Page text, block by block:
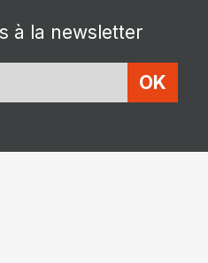
à la newsletter
OK